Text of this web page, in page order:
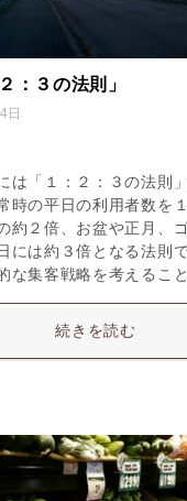
：３の法則」
日
は「１：２：３の法則
時の平日の利用者数を
約２倍、お盆や正月、
には約３倍となる法則
な集客戦略を考えるこ
続きを読む